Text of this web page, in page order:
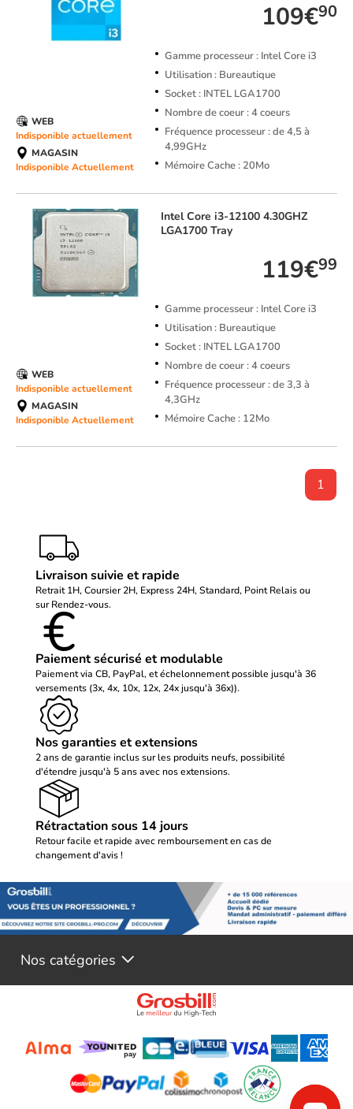
109€90
Gamme processeur : Intel Core i3
Utilisation : Bureautique
Socket : INTEL LGA1700
Nombre de coeur : 4 coeurs
Fréquence processeur : de 4,5 à
4,99GHz
Mémoire Cache : 20Mo
WEB
Indisponible actuellement
MAGASIN
Indisponible Actuellement
IntelCore i3-12100 4.30GHZ
LGA1700 Tray
119€99
Gamme processeur : Intel Core i3
Utilisation : Bureautique
Socket : INTEL LGA1700
Nombre de coeur : 4 coeurs
Fréquence processeur : de 3,3 à
4,3GHz
Mémoire Cache : 12Mo
WEB
Indisponible actuellement
MAGASIN
Indisponible Actuellement
1
Livraison suivie et rapide
Retrait 1H, Coursier 2H, Express 24H, Standard, Point Relais ou
sur Rendez-vous.
Paiement sécurisé et modulable
Paiement via CB, PayPal, et échelonnement possible jusqu'à 36
versements (3x, 4x, 10x, 12x, 24x jusqu'à 36x)).
Nos garanties et extensions
2 ans de garantie inclus sur les produits neufs, possibilité
d'étendre jusqu'à 5 ans avec nos extensions.
Rétractation sous 14 jours
Retour facile et rapide avec remboursement en cas de
changement d'avis !
Nos catégories